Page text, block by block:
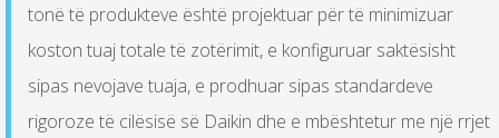
tonë të produkteve është projektuar për të minimizuar
koston tuaj totale të zotërimit, e konfiguruar saktësisht
sipas nevojave tuaja, e prodhuar sipas standardeve
rigoroze të cilësisë së Daikin dhe e mbështetur me një rrjet